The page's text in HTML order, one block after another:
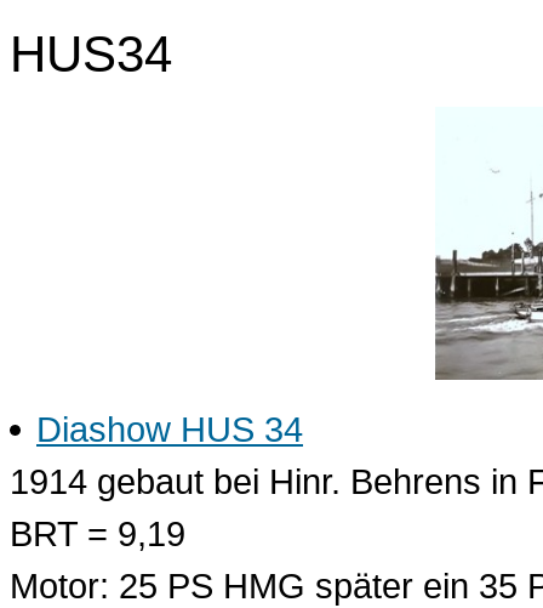
HUS34
Diashow HUS 34
1914 gebaut bei Hinr. Behrens in
BRT = 9,19
Motor: 25 PS HMG später ein 35